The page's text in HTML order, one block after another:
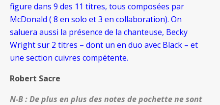
figure dans 9 des 11 titres, tous composées par
McDonald ( 8 en solo et 3 en collaboration). On
saluera aussi la présence de la chanteuse, Becky
Wright sur 2 titres – dont un en duo avec Black – et
une section cuivres compétente.
Robert Sacre
N-B : De plus en plus des notes de pochette ne sont